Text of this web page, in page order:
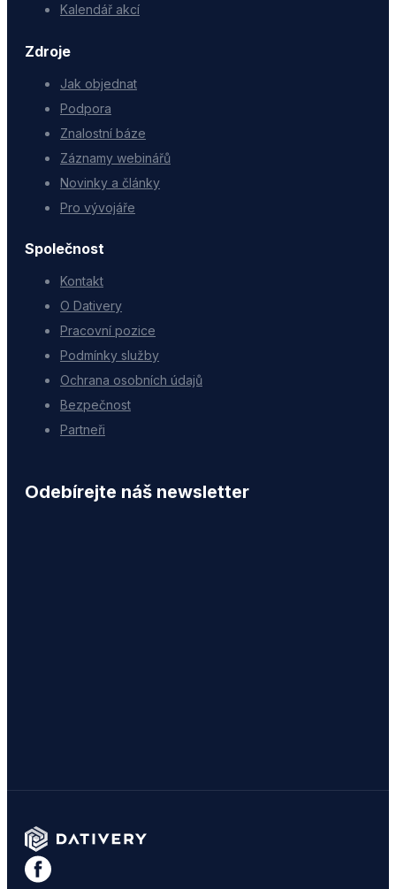
Kalendář akcí
Zdroje
Jak objednat
Podpora
Znalostní báze
Záznamy webinářů
Novinky a články
Pro vývojáře
Společnost
Kontakt
O Dativery
Pracovní pozice
Podmínky služby
Ochrana osobních údajů
Bezpečnost
Partneři
Odebírejte náš newsletter